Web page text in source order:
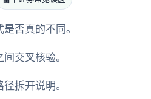
否真的不同。
交叉核验。
拆开说明。